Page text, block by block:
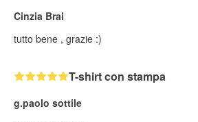
Cinzia Brai
tutto bene , grazie :)
T-shirt con stampa
g.paolo sottile